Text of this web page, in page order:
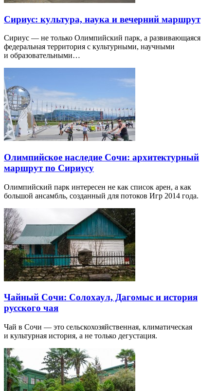
Сириус: культура, наука и вечерний маршрут
Сириус — не только Олимпийский парк, а развивающаяся
федеральная территория с культурными, научными
и образовательными…
Олимпийское наследие Сочи: архитектурный
маршрут по Сириусу
Олимпийский парк интересен не как список арен, а как
большой ансамбль, созданный для потоков Игр 2014 года.
Чайный Сочи: Солохаул, Дагомыс и история
русского чая
Чай в Сочи — это сельскохозяйственная, климатическая
и культурная история, а не только дегустация.